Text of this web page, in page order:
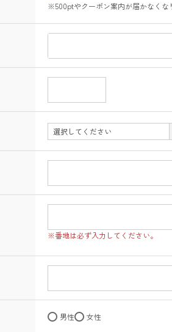
※500ptやクーポン案内が届かなくな
※番地は必ず入力してください。
男性 女性